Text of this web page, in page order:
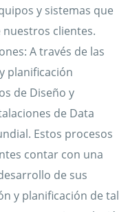
y sistemas que
clientes.
A través de las
planificación
de Diseño y
de Data
Estos procesos
contar con una
de sus
y planificación de tal